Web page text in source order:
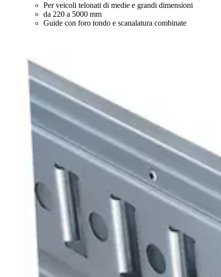
Per veicoli telonati di medie e grandi dimensioni
da 220 a 5000 mm
Guide con foro tondo e scanalatura combinate